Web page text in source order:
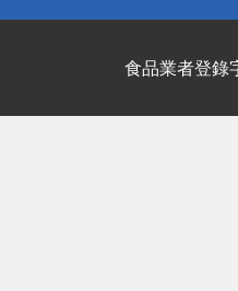
食品業者登錄